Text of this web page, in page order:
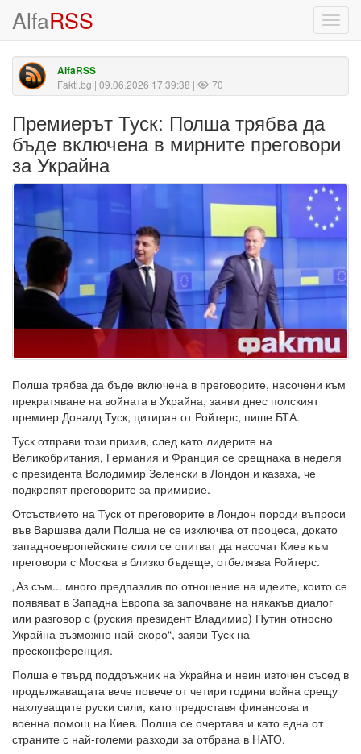
AlfaRSS
AlfaRSS
Fakti.bg | 09.06.2026 17:39:38 | 70
Премиерът Туск: Полша трябва да
бъде включена в мирните преговори
за Украйна
Полша трябва да бъде включена в преговорите, насочени към
прекратяване на войната в Украйна, заяви днес полският
премиер Доналд Туск, цитиран от Ройтерс, пише БТА.
Туск отправи този призив, след като лидерите на
Великобритания, Германия и Франция се срещнаха в неделя
с президента Володимир Зеленски в Лондон и казаха, че
подкрепят преговорите за примирие.
Отсъствието на Туск от преговорите в Лондон породи въпроси
във Варшава дали Полша не се изключва от процеса, докато
западноевропейските сили се опитват да насочат Киев към
преговори с Москва в близко бъдеще, отбелязва Ройтерс.
„Аз съм... много предпазлив по отношение на идеите, които се
появяват в Западна Европа за започване на някакъв диалог
или разговор с (руския президент Владимир) Путин относно
Украйна възможно най-скоро“, заяви Туск на
пресконференция.
Полша е твърд поддръжник на Украйна и неин източен съсед в
продължаващата вече повече от четири години война срещу
нахлуващите руски сили, като предоставя финансова и
военна помощ на Киев. Полша се очертава и като една от
страните с най-големи разходи за отбрана в НАТО.